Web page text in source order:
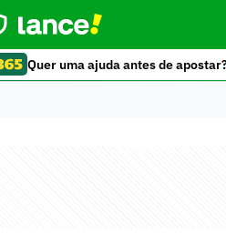
Quer uma ajuda antes de